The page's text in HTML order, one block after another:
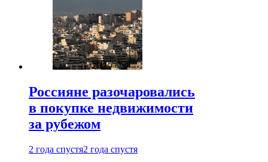
Россияне разочаровались
в покупке недвижимости
за рубежом
2 года спустя2 года спустя